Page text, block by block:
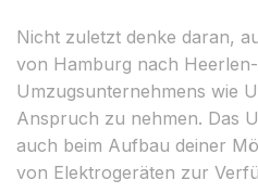
Nicht zuletzt denke daran,
von Hamburg nach
Umzugsunternehmens wie
Anspruch zu nehmen. Das
auch beim Aufbau deiner
von Elektrogeräten zur